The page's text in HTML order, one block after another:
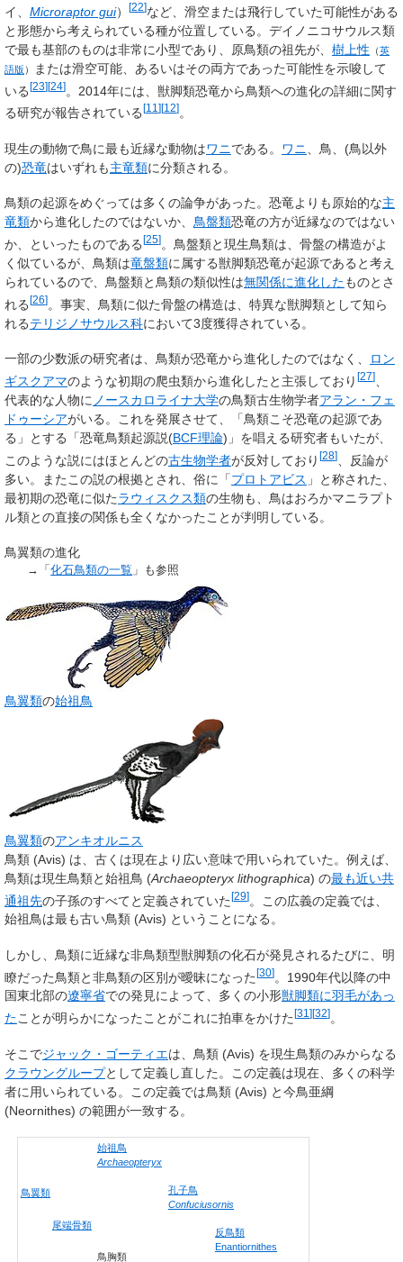
イ、 Microraptor gui） [22]など、滑空または飛行していた可能性がある
と形態から考えられている種が位置している。デイノニコサウルス類
で最も基部のものは非常に小型であり、原鳥類の祖先が、 樹上性 （英
語版 ）
または滑空可能、あるいはその両方であった可能性を示唆して
いる[23][24]。2014年には、獣脚類恐竜から鳥類への進化の詳細に関す
る研究が報告されている [11 ][12] 。
現生の動物で鳥に最も近縁な動物はワニである。 ワニ
、鳥、(鳥以外
の)恐竜はいずれも主竜類に分類される。
鳥類の起源をめぐっては多くの論争があった。恐竜よりも原始的な主
竜類から進化したのではないか、 鳥盤類恐竜の方が近縁なのではない
か、といったものである [25] 。鳥盤類と現生鳥類は、骨盤の構造がよ
く似ているが、鳥類は竜盤類に属する獣脚類恐竜が起源であると考え
られているので、鳥盤類と鳥類の類似性は無関係に進化したものとさ
れる[26]。事実、鳥類に似た骨盤の構造は、特異な獣脚類として知ら
れるテリジノサウルス科において3度獲得されている。
一部の少数派の研究者は、鳥類が恐竜から進化したのではなく、
ロン
ギスクアマのような初期の爬虫類から進化したと主張しており [27]
代表的な人物に ノースカロライナ大学の鳥類古生物学者アラン・フェ
ドゥーシアがいる。これを発展させて、「鳥類こそ恐竜の起源であ
る」とする「恐竜鳥類起源説(BCF理論)」を唱える研究者もいたが、
このような説にはほとんどの古生物学者が反対しており [28]
、反論が
多い。またこの説の根拠とされ、俗に「プロトアビス 」と称された、
最初期の恐竜に似たラウィスクス類の生物も、鳥はおろかマニラプト
ル類との直接の関係も全くなかったことが判明している。
鳥翼類の進化
→「化石鳥類の一覧 」も参照
鳥翼類の始祖鳥
鳥翼類のアンキオルニス
鳥類 (Avis) は、古くは現在より広い意味で用いられていた。例えば、
鳥類は現生鳥類と始祖鳥 (Archaeopteryx lithographica) の最も近い共
通祖先の子孫のすべてと定義されていた[29]
。この広義の定義では、
始祖鳥は最も古い鳥類 (Avis) ということになる。
しかし、鳥類に近縁な非鳥類型獣脚類の化石が発見されるたびに、明
瞭だった鳥類と非鳥類の区別が曖昧になった[30]。1990年代以降の中
国東北部の遼寧省での発見によって、多くの小形獣脚類に羽毛があっ
たことが明らかになったことがこれに拍車をかけた [31 ][32] 。
そこでジャック・ゴーティエは、鳥類 (Avis) を現生鳥類のみからなる
クラウングループとして定義し直した。この定義は現在、多くの科学
者に用いられている。この定義では鳥類 (Avis) と今鳥亜綱
(Neornithes) の範囲が一致する。
鳥翼類
始祖鳥
Archaeopteryx
尾端骨類
孔子鳥
Confuciusornis
鳥胸類
反鳥類
Enantiornithes